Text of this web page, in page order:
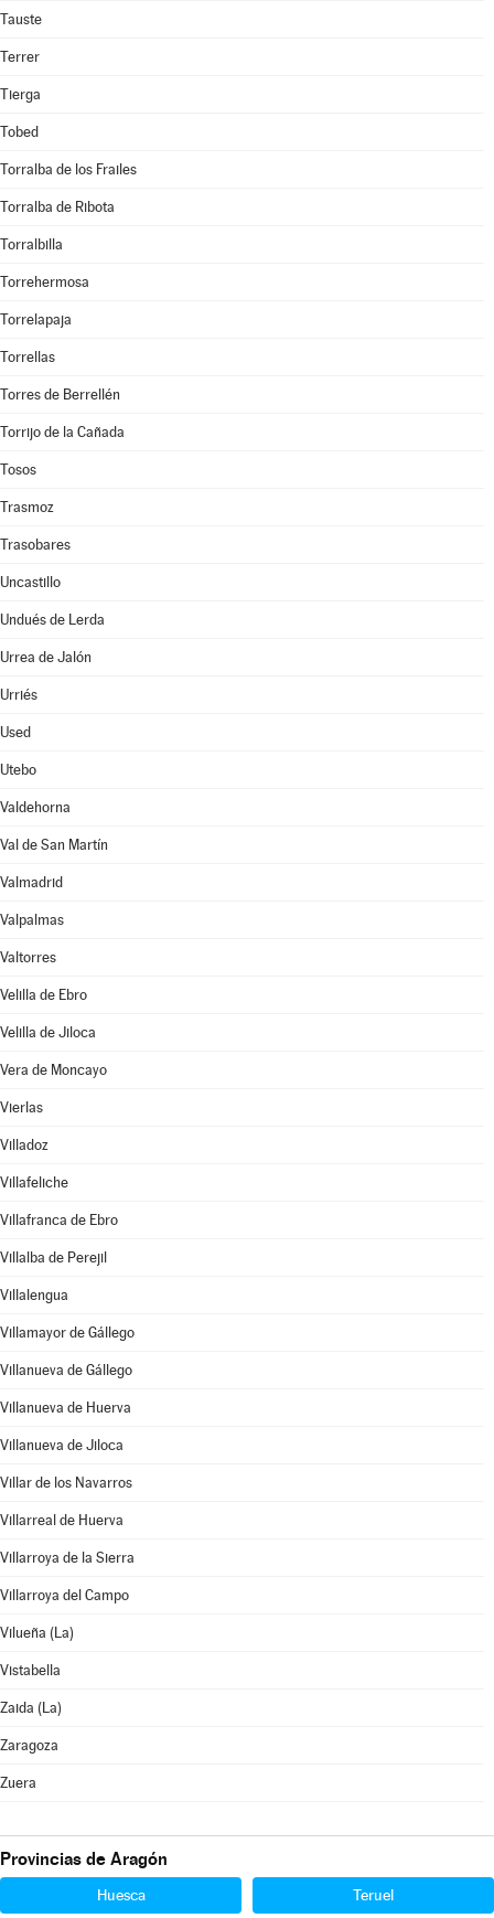
Tauste
Terrer
Tierga
Tobed
Torralba de los Frailes
Torralba de Ribota
Torralbilla
Torrehermosa
Torrelapaja
Torrellas
Torres de Berrellén
Torrijo de la Cañada
Tosos
Trasmoz
Trasobares
Uncastillo
Undués de Lerda
Urrea de Jalón
Urriés
Used
Utebo
Valdehorna
Val de San Martín
Valmadrid
Valpalmas
Valtorres
Velilla de Ebro
Velilla de Jiloca
Vera de Moncayo
Vierlas
Villadoz
Villafeliche
Villafranca de Ebro
Villalba de Perejil
Villalengua
Villamayor de Gállego
Villanueva de Gállego
Villanueva de Huerva
Villanueva de Jiloca
Villar de los Navarros
Villarreal de Huerva
Villarroya de la Sierra
Villarroya del Campo
Vilueña (La)
Vistabella
Zaida (La)
Zaragoza
Zuera
Provincias de Aragón
Huesca Teruel